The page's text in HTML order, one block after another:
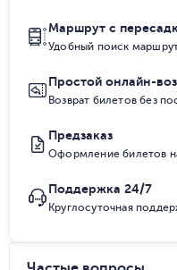
Маршрут с
Удобный поиск
Простой онлайн-
Возврат билетов без
Предзаказ
Оформление билетов
Поддержка 24/7
Круглосуточная